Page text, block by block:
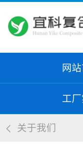
网
工
关于我们